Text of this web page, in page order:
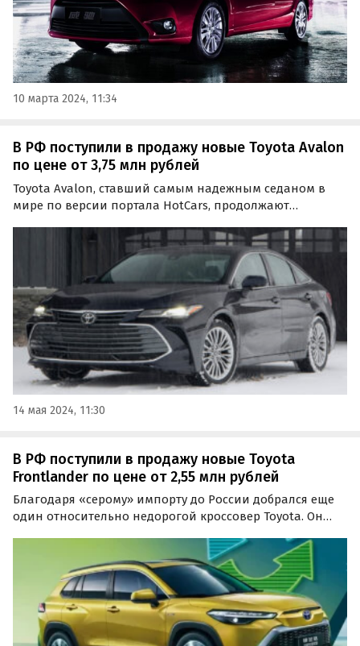
10 марта 2024, 11:34
В РФ поступили в продажу новые Toyota Avalon
по цене от 3,75 млн рублей
Toyota Avalon, ставший самым надежным седаном в
мире по версии портала HotCars, продолжают
на него, как и в марте, сейчас начинаются от 3 750 000
рублей, пишут «Автоновости дня».
14 мая 2024, 11:30
В РФ поступили в продажу новые Toyota
Frontlander по цене от 2,55 млн рублей
Благодаря «серому» импорту до России добрался еще
один относительно недорогой кроссовер Toyota. Он
разновидность модели Corolla Cross, а цены на него на
одном из российских классифайдов сейчас стартуют